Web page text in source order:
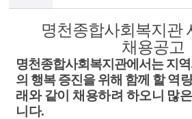
명천종합사회복지관
채용공고
명천종합사회복지관에서는 지
의 행복 증진을 위해 함께 할역
래와 같이 채용하려 하오니 많
니다.